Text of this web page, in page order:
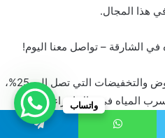
هذا المجال.
الشارقة – تواصل معنا اليوم!
اتصل بنا الآن للحصول على العروض والتخفيضات التي تصل إلى 25%،
المياه في حال إجراء عملية
واتساب